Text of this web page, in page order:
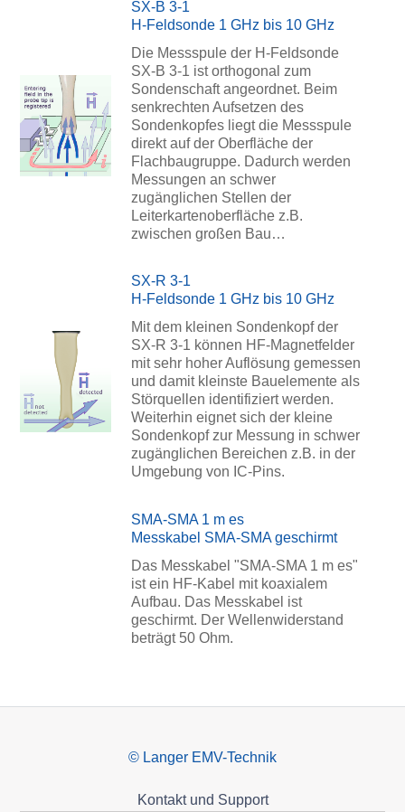
SX-B 3-1
H-Feldsonde 1 GHz bis 10 GHz
Die Messspule der H-Feldsonde
SX-B 3-1 ist orthogonal zum
Sondenschaft angeordnet. Beim
senkrechten Aufsetzen des
Sondenkopfes liegt die Messspule
direkt auf der Oberfläche der
Flachbaugruppe. Dadurch werden
Messungen an schwer
zugänglichen Stellen der
Leiterkartenoberfläche z.B.
zwischen großen Bau…
SX-R 3-1
H-Feldsonde 1 GHz bis 10 GHz
Mit dem kleinen Sondenkopf der
SX-R 3-1 können HF-Magnetfelder
mit sehr hoher Auflösung gemessen
und damit kleinste Bauelemente als
Störquellen identifiziert werden.
Weiterhin eignet sich der kleine
Sondenkopf zur Messung in schwer
zugänglichen Bereichen z.B. in der
Umgebung von IC-Pins.
SMA-SMA 1 m es
Messkabel SMA-SMA geschirmt
Das Messkabel "SMA-SMA 1 m es"
ist ein HF-Kabel mit koaxialem
Aufbau. Das Messkabel ist
geschirmt. Der Wellenwiderstand
beträgt 50 Ohm.
© Langer EMV-Technik
Kontakt und Support